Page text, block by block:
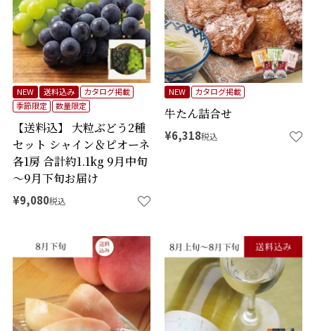
価格
タグ
在庫なし商品 在庫なし商品を表示しない
予約商品 予約商品のみを表示
並び順
価格が安い順
優先度順
レビュー順
キーワードヒット順
【送料込】 大粒ぶどう2種
セット シャイン＆ピオーネ
各1房 合計約1.1kg 9月中旬
～9月下旬お届け
NEW 送料込み
カタログ掲載
季節限定
数量限定
¥9,080税込
牛たん詰合せ
NEW カタログ掲載
¥6,318税込